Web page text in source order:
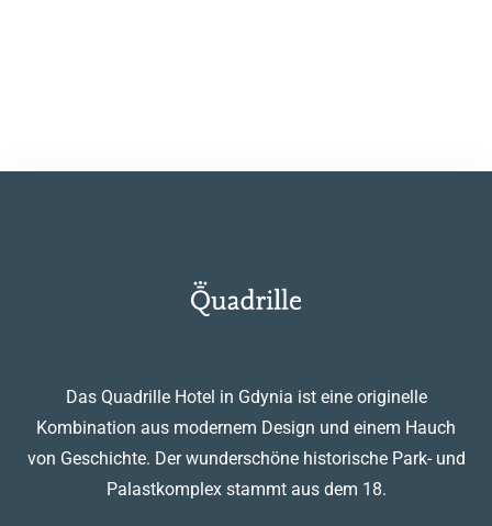
Das Quadrille Hotel in Gdynia ist eine originelle
Kombination aus modernem Design und einem Hauch
von Geschichte. Der wunderschöne historische Park- und
Palastkomplex stammt aus dem 18.